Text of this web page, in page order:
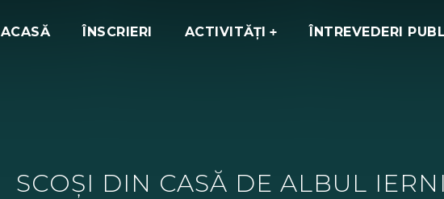
ACASĂ ÎNSCRIERI ACTIVITĂȚI ÎNTREVEDERI
SCOȘI DIN CASĂ DE ALBUL